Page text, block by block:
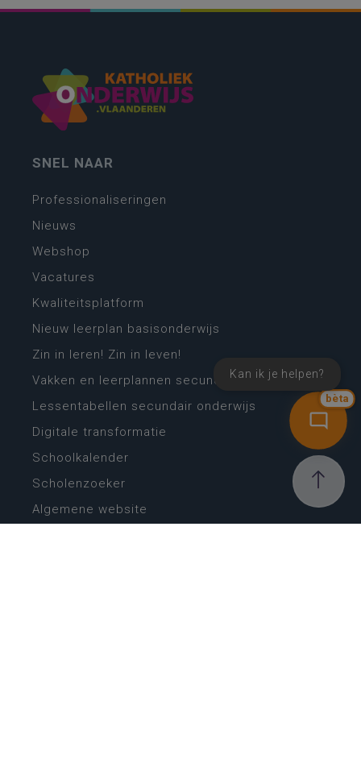
bèta
Kan ik je helpen?
SNEL NAAR
Professionaliseringen
Nieuws
Webshop
Vacatures
Kwaliteitsplatform
Nieuw leerplan basisonderwijs
Zin in leren! Zin in leven!
Vakken en leerplannen secundair onderwijs
Lessentabellen secundair onderwijs
Digitale transformatie
Schoolkalender
Scholenzoeker
Algemene website